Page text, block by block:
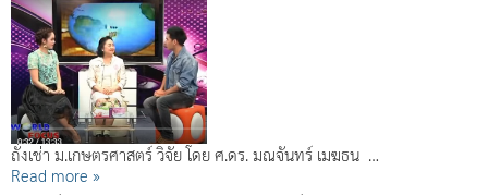
ถั่งเช่า ม.เกษตรศาสตร์ วิจัย โดย ศ.ดร. มณจันทร์ เมฆธน …
Read more »